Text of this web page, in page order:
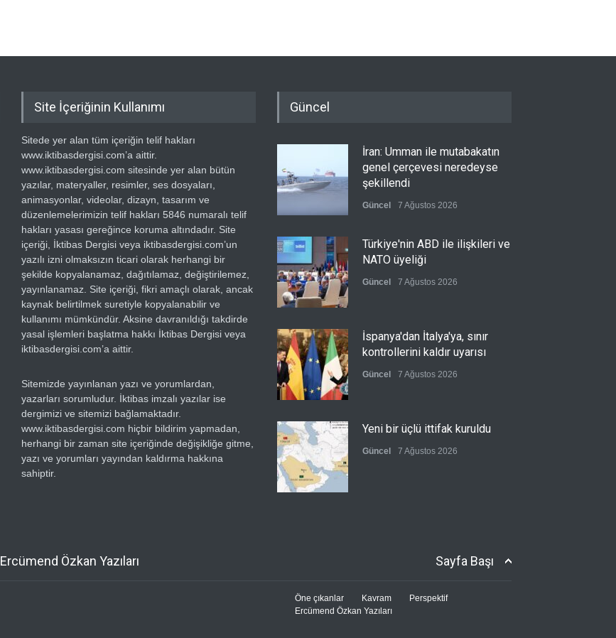
Site İçeriğinin Kullanımı
Sitede yer alan tüm içeriğin telif hakları
www.iktibasdergisi.com’a aittir.
www.iktibasdergisi.com sitesinde yer alan bütün
yazılar, materyaller, resimler, ses dosyaları,
animasyonlar, videolar, dizayn, tasarım ve
düzenlemelerimizin telif hakları 5846 numaralı telif
hakları yasası gereğince koruma altındadır. Site
içeriği, İktibas Dergisi veya iktibasdergisi.com’un
yazılı izni olmaksızın ticari olarak herhangi bir
şekilde kopyalanamaz, dağıtılamaz, değiştirilemez,
yayınlanamaz. Site içeriği, fikri amaçlı olarak, ancak
kaynak belirtilmek suretiyle kopyalanabilir ve
kullanımı mümkündür. Aksine davranıldığı takdirde
yasal işlemleri başlatma hakkı İktibas Dergisi veya
iktibasdergisi.com’a aittir.
Sitemizde yayınlanan yazı ve yorumlardan,
yazarları sorumludur. İktibas imzalı yazılar ise
dergimizi ve sitemizi bağlamaktadır.
www.iktibasdergisi.com hiçbir bildirim yapmadan,
herhangi bir zaman site içeriğinde değişikliğe gitme,
yazı ve yorumları yayından kaldırma hakkına
sahiptir.
Güncel
İran: Umman ile mutabakatın
genel çerçevesi neredeyse
şekillendi
Güncel 7 Ağustos 2026
Türkiye'nin ABD ile ilişkileri ve
NATO üyeliği
Güncel 7 Ağustos 2026
İspanya'dan İtalya'ya, sınır
kontrollerini kaldır uyarısı
Güncel 7 Ağustos 2026
Yeni bir üçlü ittifak kuruldu
Güncel 7 Ağustos 2026
ABD’nin tasfiye planı devrede
Ercümend Özkan Yazıları Sayfa Başı
Öne çıkanlar Kavram
Perspektif
Ercümend Özkan Yazıları